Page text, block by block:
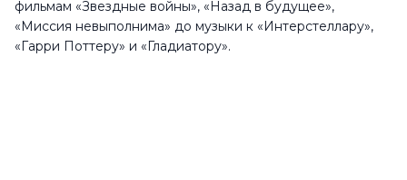
фильмам «Звездные войны», «Назад в будущее»,
«Миссия невыполнима» до музыки к «Интерстеллару»,
«Гарри Поттеру» и «Гладиатору».